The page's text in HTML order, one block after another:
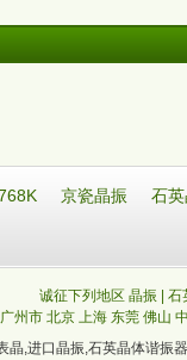
京瓷晶振 石
诚征下列地区 晶振 |
广州市 北京 上海 东莞 佛山
晶,进口晶振,石英晶体谐振器